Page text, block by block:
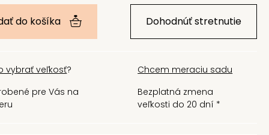
do košíka Dohodnúť stretnutie
vybrať veľkosť?
Chcem meraciu sadu
pre Vás na
Bezplatná zmena
veľkosti do 20 dní *